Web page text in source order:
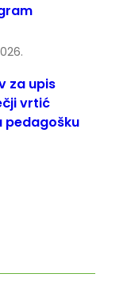
za upis
vrtić
pedagošku